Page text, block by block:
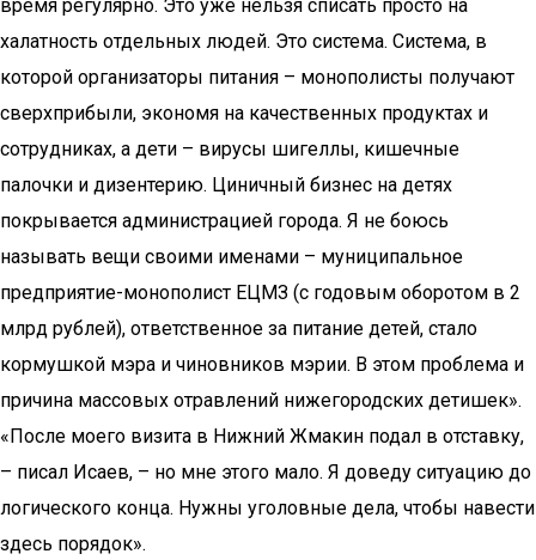
время регулярно. Это уже нельзя списать просто на
халатность отдельных людей. Это система. Система, в
которой организаторы питания – монополисты получают
сверхприбыли, экономя на качественных продуктах и
сотрудниках, а дети – вирусы шигеллы, кишечные
палочки и дизентерию. Циничный бизнес на детях
покрывается администрацией города. Я не боюсь
называть вещи своими именами – муниципальное
предприятие-монополист ЕЦМЗ (с годовым оборотом в 2
млрд рублей), ответственное за питание детей, стало
кормушкой мэра и чиновников мэрии. В этом проблема и
причина массовых отравлений нижегородских детишек».
«После моего визита в Нижний Жмакин подал в отставку,
– писал Исаев, – но мне этого мало. Я доведу ситуацию до
логического конца. Нужны уголовные дела, чтобы навести
здесь порядок».